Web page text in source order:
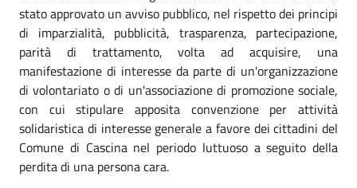
stato approvato un avviso pubblico, nel rispetto dei principi
di imparzialità, pubblicità, trasparenza, partecipazione,
parità di trattamento, volta ad acquisire, una
manifestazione di interesse da parte di un'organizzazione
di volontariato o di un'associazione di promozione sociale,
con cui stipulare apposita convenzione per attività
solidaristica di interesse generale a favore dei cittadini del
Comune di Cascina nel periodo luttuoso a seguito della
perdita di una persona cara.